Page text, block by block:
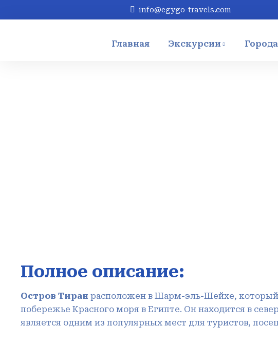
info@egygo-travels.com
Главная Экскурсии Города
Полное описание:
Остров Тиран расположен в Шарм-эль-Шейхе,
побережье Красного моря в Египте. Он находится в
является одним из популярных мест для туристов,